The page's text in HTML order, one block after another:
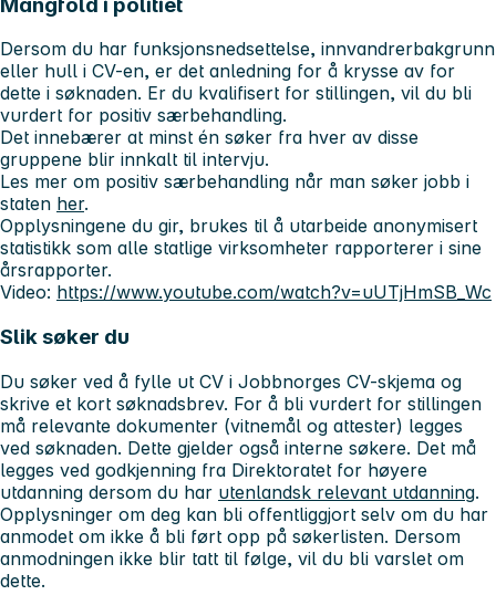
Dersom du har funksjonsnedsettelse, innvandrerbakgrunn
eller hull i CV-en, er det anledning for å krysse av for
dette i søknaden. Er du kvalifisert for stillingen, vil du bli
vurdert for positiv særbehandling.
Det innebærer at minst én søker fra hver av disse
gruppene blir innkalt til intervju.
Les mer om positiv særbehandling når man søker jobb i
staten her.
Opplysningene du gir, brukes til å utarbeide anonymisert
statistikk som alle statlige virksomheter rapporterer i sine
årsrapporter.
Video: https://www.youtube.com/watch?v=uUTjHmSB_Wc
Slik søker du
Du søker ved å fylle ut CV i Jobbnorges CV-skjema og
skrive et kort søknadsbrev. For å bli vurdert for stillingen
må relevante dokumenter (vitnemål og attester) legges
ved søknaden. Dette gjelder også interne søkere. Det må
legges ved godkjenning fra Direktoratet for høyere
utdanning dersom du har utenlandsk relevant utdanning.
Opplysninger om deg kan bli offentliggjort selv om du har
anmodet om ikke å bli ført opp på søkerlisten. Dersom
anmodningen ikke blir tatt til følge, vil du bli varslet om
dette.